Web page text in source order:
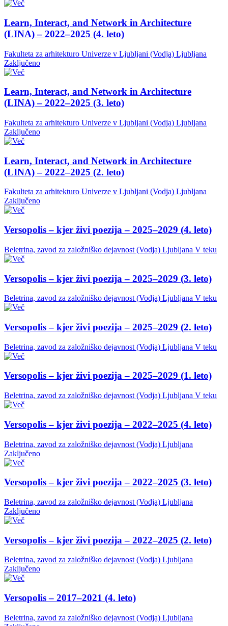
Learn, Interact, and Network in Architecture
(LINA) – 2022–2025 (4. leto)
Fakulteta za arhitekturo Univerze v Ljubljani (Vodja) Ljubljana
Zaključeno
Learn, Interact, and Network in Architecture
(LINA) – 2022–2025 (3. leto)
Fakulteta za arhitekturo Univerze v Ljubljani (Vodja) Ljubljana
Zaključeno
Learn, Interact, and Network in Architecture
(LINA) – 2022–2025 (2. leto)
Fakulteta za arhitekturo Univerze v Ljubljani (Vodja) Ljubljana
Zaključeno
Versopolis – kjer živi poezija – 2025–2029 (4. leto)
Beletrina, zavod za založniško dejavnost (Vodja) Ljubljana V teku
Versopolis – kjer živi poezija – 2025–2029 (3. leto)
Beletrina, zavod za založniško dejavnost (Vodja) Ljubljana V teku
Versopolis – kjer živi poezija – 2025–2029 (2. leto)
Beletrina, zavod za založniško dejavnost (Vodja) Ljubljana V teku
Versopolis – kjer živi poezija – 2025–2029 (1. leto)
Beletrina, zavod za založniško dejavnost (Vodja) Ljubljana V teku
Versopolis – kjer živi poezija – 2022–2025 (4. leto)
Beletrina, zavod za založniško dejavnost (Vodja) Ljubljana
Zaključeno
Versopolis – kjer živi poezija – 2022–2025 (3. leto)
Beletrina, zavod za založniško dejavnost (Vodja) Ljubljana
Zaključeno
Versopolis – kjer živi poezija – 2022–2025 (2. leto)
Beletrina, zavod za založniško dejavnost (Vodja) Ljubljana
Zaključeno
Versopolis – 2017–2021 (4. leto)
Beletrina, zavod za založniško dejavnost (Vodja) Ljubljana